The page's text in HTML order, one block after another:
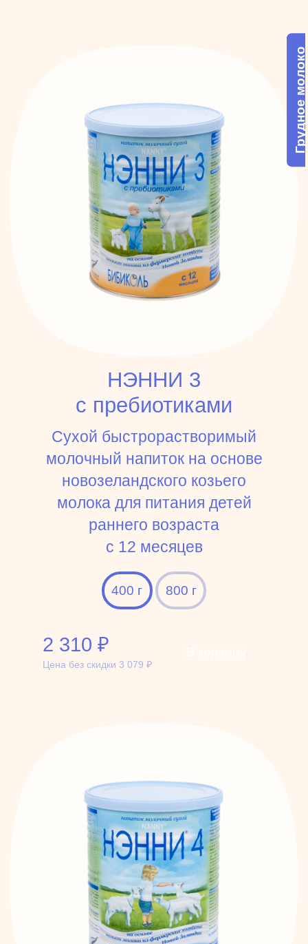
НЭННИ 3
с пребиотиками
Сухой быстрорастворимый
молочный напиток на основе
новозеландского козьего
молока для питания детей
раннего возраста
c 12 месяцев
400 г 800 г
2 310 ₽
Цена без скидки 3 079 ₽
Грудное молоко